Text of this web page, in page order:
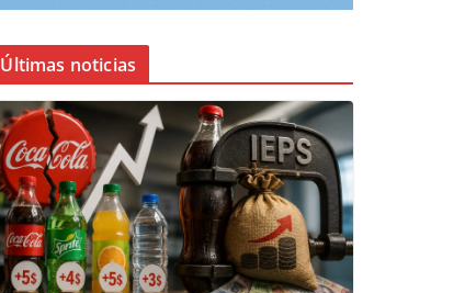
Últimas noticias